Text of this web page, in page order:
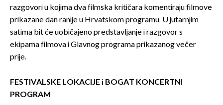
razgovori u kojima dva filmska kritičara komentiraju filmove
prikazane dan ranije u Hrvatskom programu. U jutarnjim
satima bit će uobičajeno predstavljanje i razgovor s
ekipama filmova i Glavnog programa prikazanog večer
prije.
FESTIVALSKE LOKACIJE i BOGAT KONCERTNI
PROGRAM